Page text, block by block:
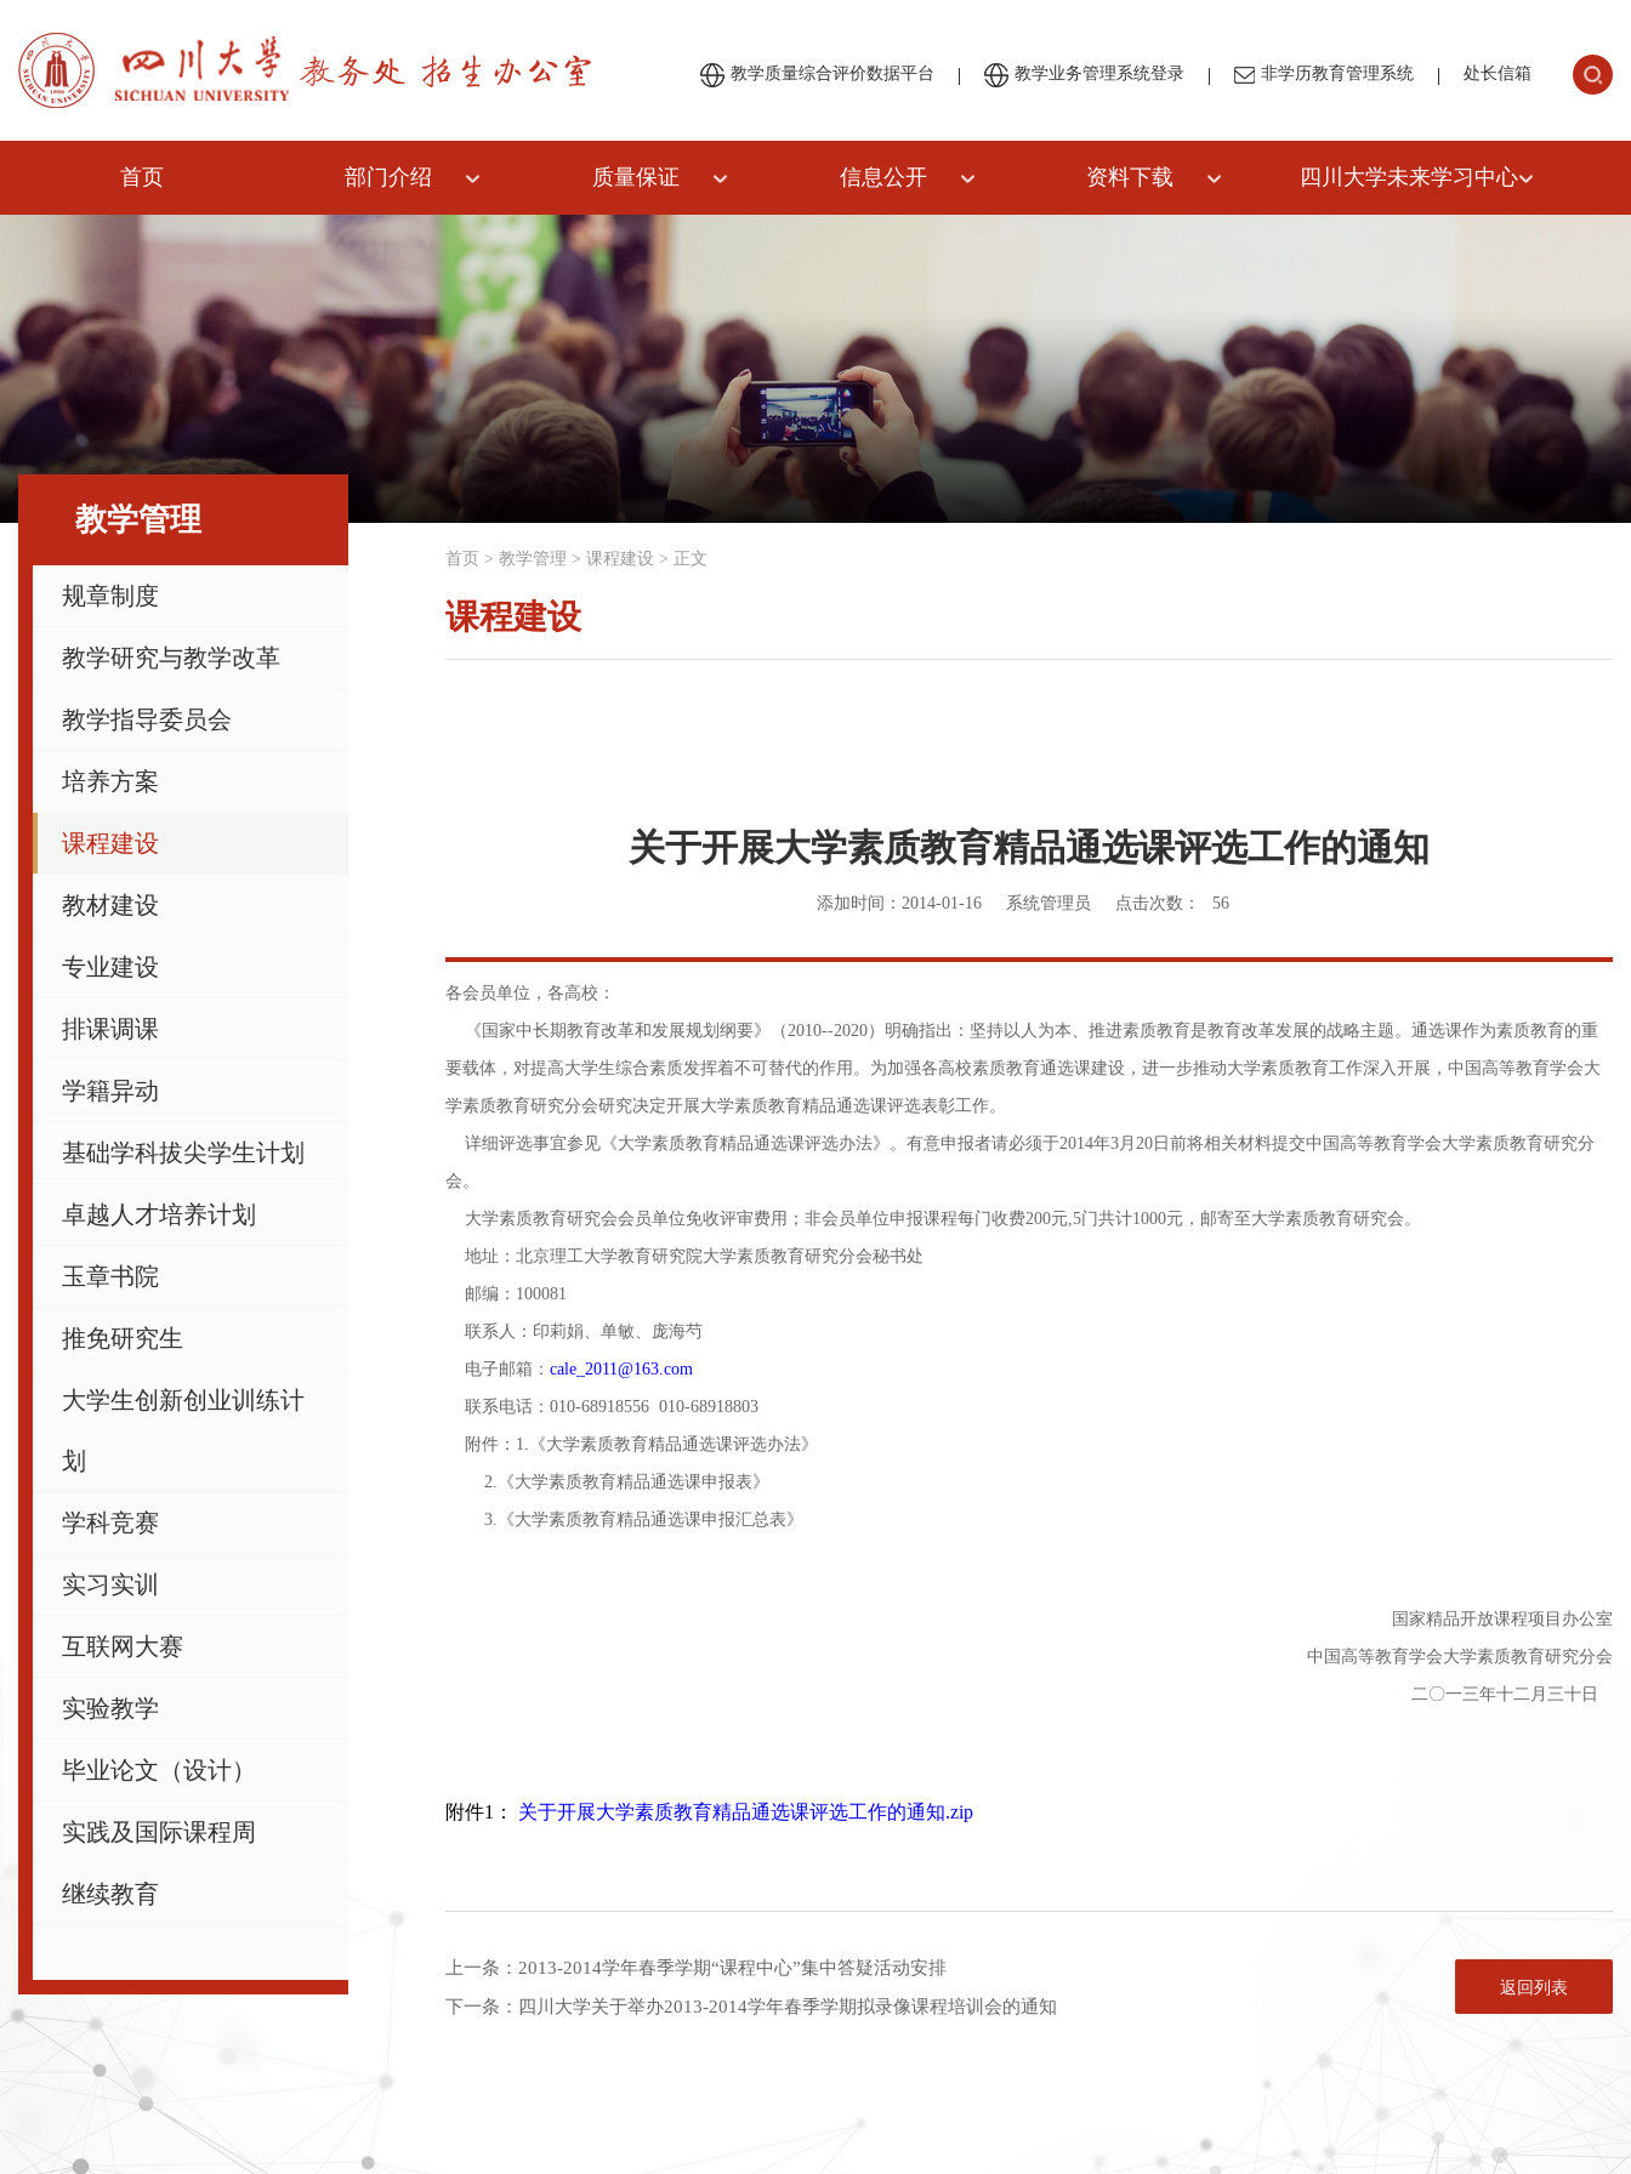
教学质量综合评价数据平台 | 教学业务管理系统登录 | 非学历教育管理系统 | 处长信箱
首页 部门介绍 质量保证 信息公开 资料下载 四川大学未来学习中心
教学管理
规章制度
教学研究与教学改革
教学指导委员会
培养方案
课程建设
教材建设
专业建设
排课调课
学籍异动
基础学科拔尖学生计划
卓越人才培养计划
玉章书院
推免研究生
大学生创新创业训练计
划
学科竞赛
实习实训
互联网大赛
实验教学
毕业论文（设计）
实践及国际课程周
继续教育
首页 > 教学管理 > 课程建设 > 正文
课程建设
关于开展大学素质教育精品通选课评选工作的通知
添加时间：2014-01-16 系统管理员 点击次数： 56
各会员单位，各高校：
《国家中长期教育改革和发展规划纲要》（2010--2020）明确指出：坚持以人为本、推进素质教育是教育改革发展的战略主题。通选课作为素质教育的重
要载体，对提高大学生综合素质发挥着不可替代的作用。为加强各高校素质教育通选课建设，进一步推动大学素质教育工作深入开展，中国高等教育学会大
学素质教育研究分会研究决定开展大学素质教育精品通选课评选表彰工作。
详细评选事宜参见《大学素质教育精品通选课评选办法》。有意申报者请必须于2014年3月20日前将相关材料提交中国高等教育学会大学素质教育研究分
会。
大学素质教育研究会会员单位免收评审费用；非会员单位申报课程每门收费200元,5门共计1000元，邮寄至大学素质教育研究会。
地址：北京理工大学教育研究院大学素质教育研究分会秘书处
邮编：100081
联系人：印莉娟、单敏、庞海芍
电子邮箱： cale_2011@163.com
联系电话：010-68918556 010-68918803
附件：1.《大学素质教育精品通选课评选办法》
2.《大学素质教育精品通选课申报表》
3.《大学素质教育精品通选课申报汇总表》
国家精品开放课程项目办公室
中国高等教育学会大学素质教育研究分会
二〇一三年十二月三十日
附件1： 关于开展大学素质教育精品通选课评选工作的通知.zip
上一条： 2013-2014学年春季学期“课程中心”集中答疑活动安排
下一条： 四川大学关于举办2013-2014学年春季学期拟录像课程培训会的通知
返回列表